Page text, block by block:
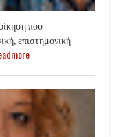
που
επιστημονική